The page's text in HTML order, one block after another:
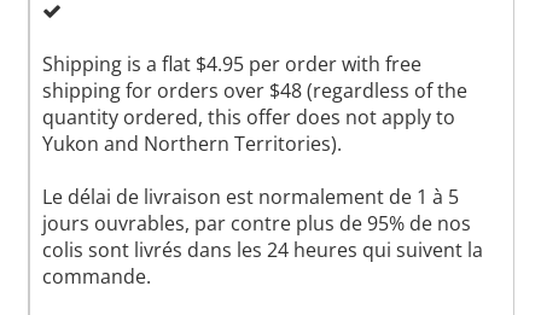
Shipping is a flat $4.95 per order with free
shipping for orders over $48 (regardless of the
quantity ordered, this offer does not apply to
Yukon and Northern Territories).
Le délai de livraison est normalement de 1 à 5
jours ouvrables, par contre plus de 95% de nos
colis sont livrés dans les 24 heures qui suivent la
commande.